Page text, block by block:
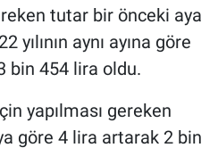
tutar bir önceki aya
yılının aynı ayına göre
bin 454 lira oldu.
yapılması gereken
göre 4 lira artarak 2 bin